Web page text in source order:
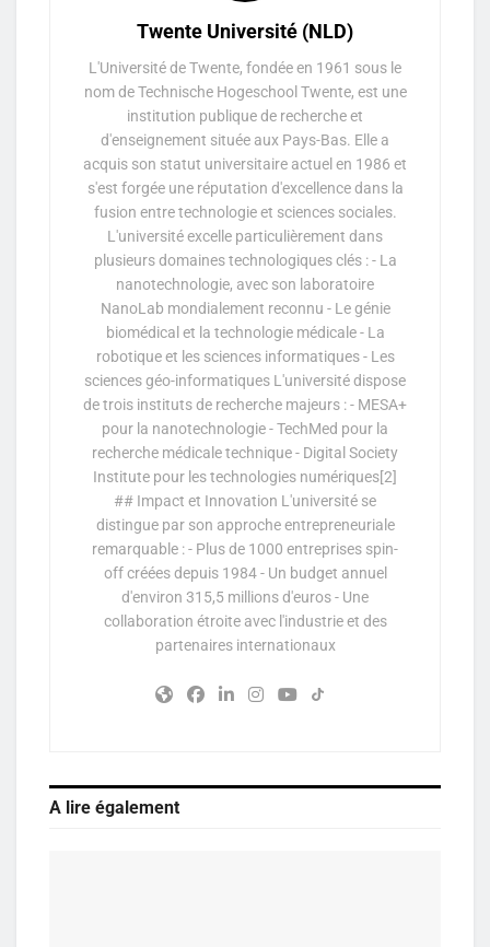
Twente Université (NLD)
L'Université de Twente, fondée en 1961 sous le
nom de Technische Hogeschool Twente, est une
institution publique de recherche et
d'enseignement située aux Pays-Bas. Elle a
acquis son statut universitaire actuel en 1986 et
s'est forgée une réputation d'excellence dans la
fusion entre technologie et sciences sociales.
L'université excelle particulièrement dans
plusieurs domaines technologiques clés : - La
nanotechnologie, avec son laboratoire
NanoLab mondialement reconnu - Le génie
biomédical et la technologie médicale - La
robotique et les sciences informatiques - Les
sciences géo-informatiques L'université dispose
de trois instituts de recherche majeurs : - MESA+
pour la nanotechnologie - TechMed pour la
recherche médicale technique - Digital Society
Institute pour les technologies numériques[2]
## Impact et Innovation L'université se
distingue par son approche entrepreneuriale
remarquable : - Plus de 1000 entreprises spin-
off créées depuis 1984 - Un budget annuel
d'environ 315,5 millions d'euros - Une
collaboration étroite avec l'industrie et des
partenaires internationaux
A lire également